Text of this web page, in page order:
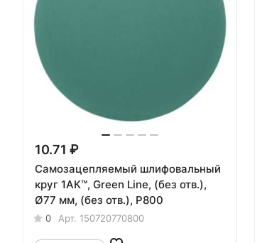
10.71 ₽
Самозацепляемый шлифовальный
круг 1АК™, Green Line, (без отв.),
Ø77 мм, (без отв.), P800
0 Арт. 150720770800